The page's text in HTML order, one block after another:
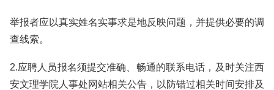
举报者应以真实姓名实事求是地反映问题，并提供必要的调
查线索。
2.应聘人员报名须提交准确、畅通的联系电话，及时关注西
安文理学院人事处网站相关公告，以防错过相关时间安排及